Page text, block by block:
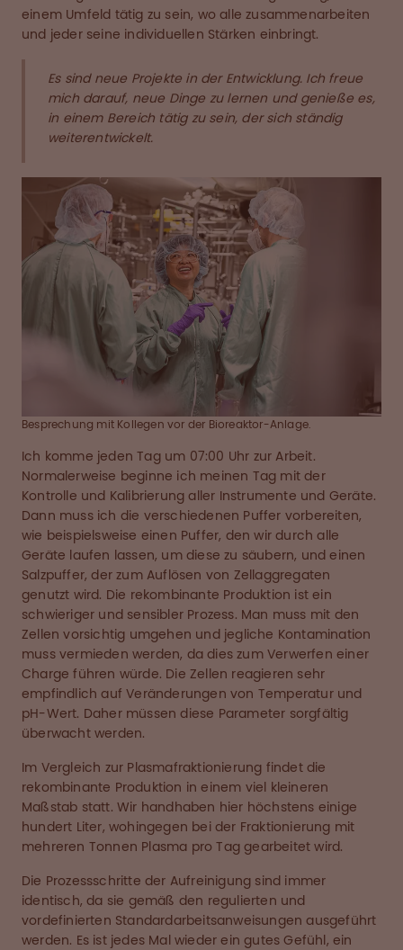
einem Umfeld tätig zu sein, wo alle zusammenarbeiten
und jeder seine individuellen Stärken einbringt.
Es sind neue Projekte in der Entwicklung. Ich freue
mich darauf, neue Dinge zu lernen und genieße es,
in einem Bereich tätig zu sein, der sich ständig
weiterentwickelt.
Besprechung mit Kollegen vor der Bioreaktor-Anlage.
Ich komme jeden Tag um 07:00 Uhr zur Arbeit.
Normalerweise beginne ich meinen Tag mit der
Kontrolle und Kalibrierung aller Instrumente und Geräte.
Dann muss ich die verschiedenen Puffer vorbereiten,
wie beispielsweise einen Puffer, den wir durch alle
Geräte laufen lassen, um diese zu säubern, und einen
Salzpuffer, der zum Auflösen von Zellaggregaten
genutzt wird. Die rekombinante Produktion ist ein
schwieriger und sensibler Prozess. Man muss mit den
Zellen vorsichtig umgehen und jegliche Kontamination
muss vermieden werden, da dies zum Verwerfen einer
Charge führen würde. Die Zellen reagieren sehr
empfindlich auf Veränderungen von Temperatur und
pH-Wert. Daher müssen diese Parameter sorgfältig
überwacht werden.
Im Vergleich zur Plasmafraktionierung findet die
rekombinante Produktion in einem viel kleineren
Maßstab statt. Wir handhaben hier höchstens einige
hundert Liter, wohingegen bei der Fraktionierung mit
mehreren Tonnen Plasma pro Tag gearbeitet wird.
Die Prozessschritte der Aufreinigung sind immer
identisch, da sie gemäß den regulierten und
vordefinierten Standardarbeitsanweisungen ausgeführt
werden. Es ist jedes Mal wieder ein gutes Gefühl, ein